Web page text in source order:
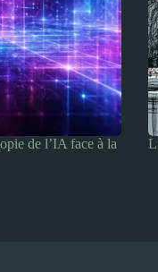
de l’IA face à la